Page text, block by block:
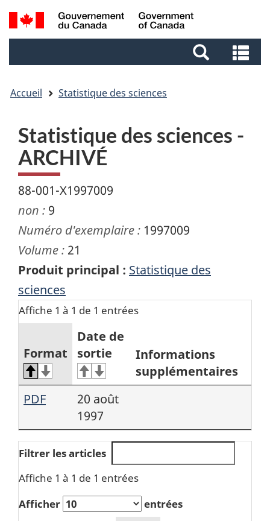
Aller
au
Aller
au
Passer
à
Recherche
et
et
Accueil Statistique des sciences
Statistique des sciences -
ARCHIVÉ
88-001-X1997009
non : 9
Numéro d'exemplaire : 1997009
Volume : 21
Produit principal : Statistique des
sciences
Affiche 1 à 1 de 1 entrées
Format
Date de
sortie
Informations
supplémentaires
PDF
20 août
1997
Filtrer les articles
Affiche 1 à 1 de 1 entrées
Afficher
entrées